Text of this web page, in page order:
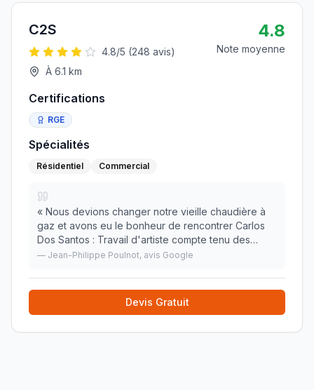
C2S
4.8/5 (248 avis)
À 6.1 km
4.8
Note moyenne
Certifications
RGE
Spécialités
Résidentiel Commercial
« Nous devions changer notre vieille chaudière à
gaz et avons eu le bonheur de rencontrer Carlos
Dos Santos : Travail d'artiste compte tenu des
contraintes techniques que nous avions, respect
»
— Jean-Philippe Poulnot, avis Google
Devis Gratuit